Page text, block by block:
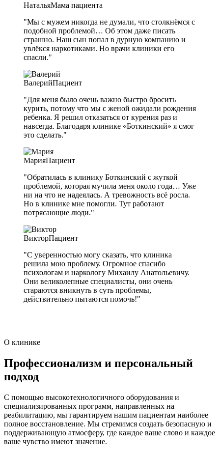
НатальяМама пациента
"Мы с мужем никогда не думали, что столкнёмся с
подобной проблемой… Об этом даже писать
страшно. Наш сын попал в дурную компанию и
увлёкся наркотиками. Но врачи клиники его
спасли."
ВалерийПациент
"Для меня было очень важно быстро бросить
курить, потому что мы с женой ожидали рождения
ребенка. Я решил отказаться от курения раз и
навсегда. Благодаря клинике «Боткинский» я смог
это сделать."
МарияПациент
"Обратилась в клинику Боткинский с жуткой
проблемой, которая мучила меня около года… Уже
ни на что не надеялась. А тревожность всё росла.
Но в клинике мне помогли. Тут работают
потрясающие люди."
ВикторПациент
"С уверенностью могу сказать, что клиника
решила мою проблему. Огромное спасибо
психологам и наркологу Михаилу Анатольевичу.
Они великолепные специалисты, они очень
стараются вникнуть в суть проблемы,
действительно пытаются помочь!"
О клинике
Профессионализм и персональный
подход
С помощью высокотехнологичного оборудования и
специализированных программ, направленных на
реабилитацию, мы гарантируем нашим пациентам наиболее
полное восстановление. Мы стремимся создать безопасную и
поддерживающую атмосферу, где каждое ваше слово и каждое
ваше чувство имеют значение.